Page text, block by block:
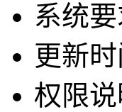
系统
更新时
权限说